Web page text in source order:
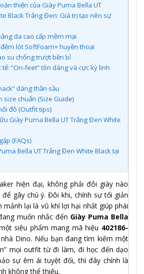
thiện của Giày Puma Bella UT
Black Trắng Đen: Giá trị tạo nên sự
da cao cấp mềm mại
lót SoftFoam+ huyền thoại
su chống trượt bền bỉ
“On-feet” tôn dáng và cực kỳ linh
dáng thần sầu
size chuẩn (Size Guide)
đồ (Outfit tips)
Giày Puma Bella UT Trắng Đen White
(FAQs)
Bella UT Trắng Đen White Black tại
hiện đại, không phải đôi giày nào
để gây chú ý. Đôi khi, chính sự tối giản
lại là vũ khí lợi hại nhất giúp phái
muốn nhắc đến Giày Puma Bella
siêu phẩm mang mã hiệu 402186-
nhà Dino. Nếu bạn đang tìm kiếm một
mọi outfit từ đi làm, đi học đến dạo
sự êm ái tuyệt đối, thì đây chính là
không thể thiếu.